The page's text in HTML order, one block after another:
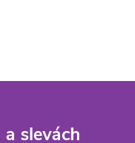
a slevách